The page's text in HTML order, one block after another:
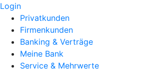
Login
Privatkunden
Firmenkunden
Banking & Verträge
Meine Bank
Service & Mehrwerte